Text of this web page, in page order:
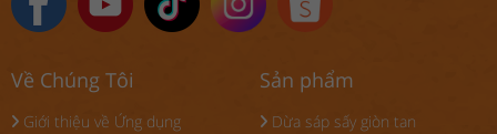
Về Chúng Tôi
Giới thiệu về Ứng dụng
Sản phẩm
Dừa sáp sấy giòn tan